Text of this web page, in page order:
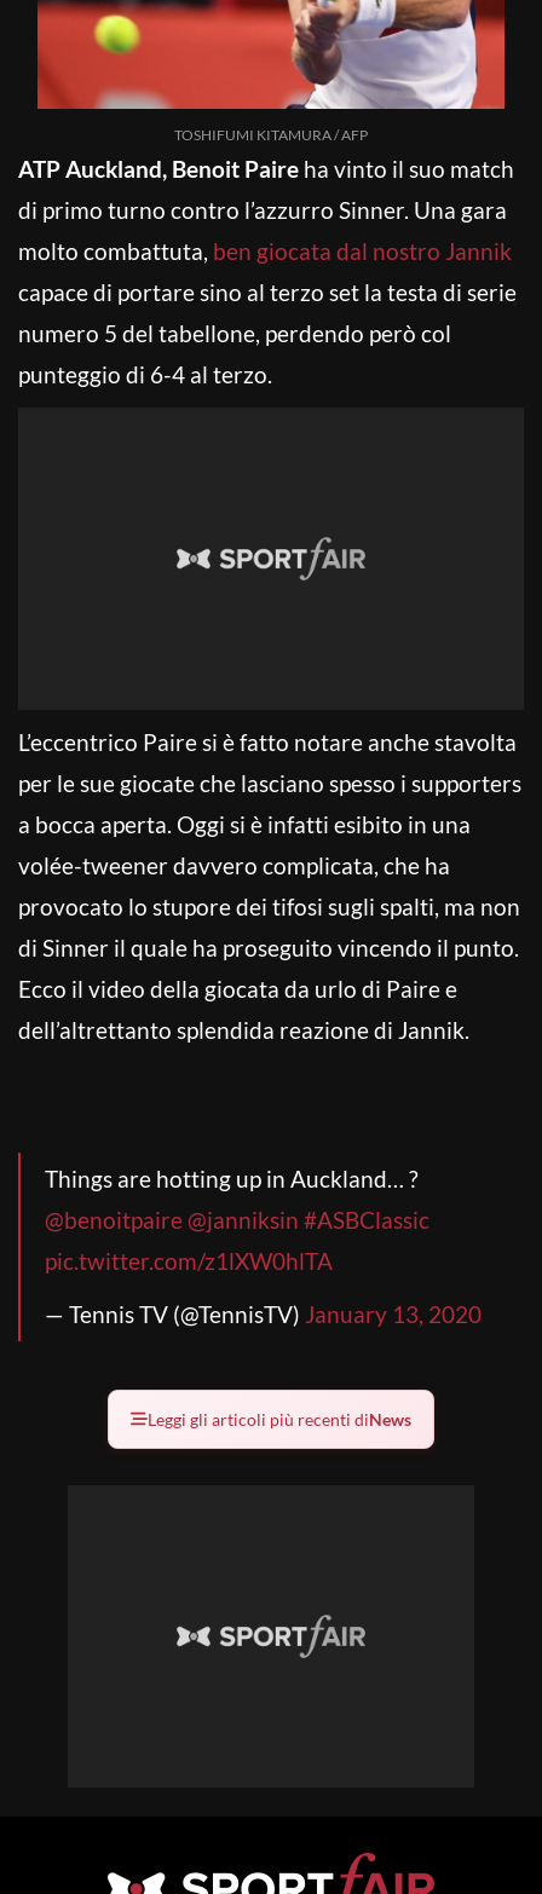
TOSHIFUMI KITAMURA / AFP
ATP Auckland, Benoit Paire ha vinto il suo match
di primo turno contro l’azzurro Sinner. Una gara
molto combattuta, ben giocata dal nostro Jannik
capace di portare sino al terzo set la testa di serie
numero 5 del tabellone, perdendo però col
punteggio di 6-4 al terzo.
L’eccentrico Paire si è fatto notare anche stavolta
per le sue giocate che lasciano spesso i supporters
a bocca aperta. Oggi si è infatti esibito in una
volée-tweener davvero complicata, che ha
provocato lo stupore dei tifosi sugli spalti, ma non
di Sinner il quale ha proseguito vincendo il punto.
Ecco il video della giocata da urlo di Paire e
dell’altrettanto splendida reazione di Jannik.
Things are hotting up in Auckland… ?
@benoitpaire@janniksin #ASBClassic
pic.twitter.com/z1lXW0hlTA
— Tennis TV (@TennisTV) January 13, 2020
Leggi gli articoli più recenti diNews